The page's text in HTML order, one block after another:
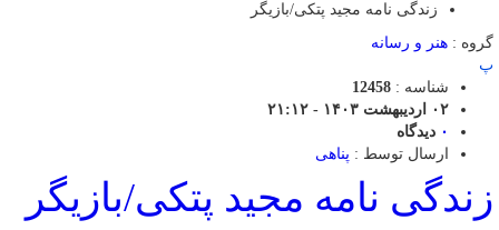
زندگی نامه مجید پتکی/بازیگر
گروه : هنر و رسانه
پ
شناسه : 12458
۰۲ اردیبهشت ۱۴۰۳ - ۲۱:۱۲
۰ دیدگاه
ارسال توسط : پناهی
زندگی نامه مجید پتکی/بازیگر